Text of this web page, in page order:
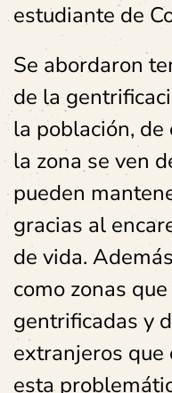
estudiante de
Se abordaron
de la
la población,
la zona se ven
pueden
gracias al
de vida.
como zonas
gentrificadas y
extranjeros que
esta